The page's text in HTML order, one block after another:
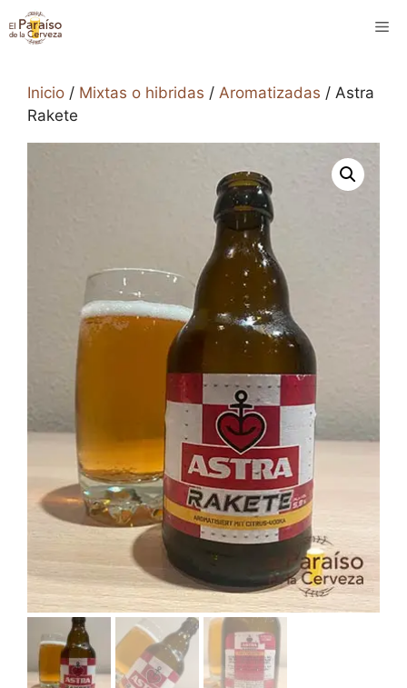
Saltar
al
Inicio / Mixtas o hibridas / Aromatizadas / Astra
Rakete